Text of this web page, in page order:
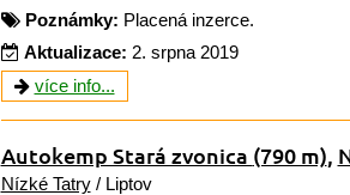
Poznámky: Placená inzerce.
Aktualizace: 2. srpna 2019
více info...
Autokemp Stará zvonica (790 m),
Nízké Tatry/ Liptov